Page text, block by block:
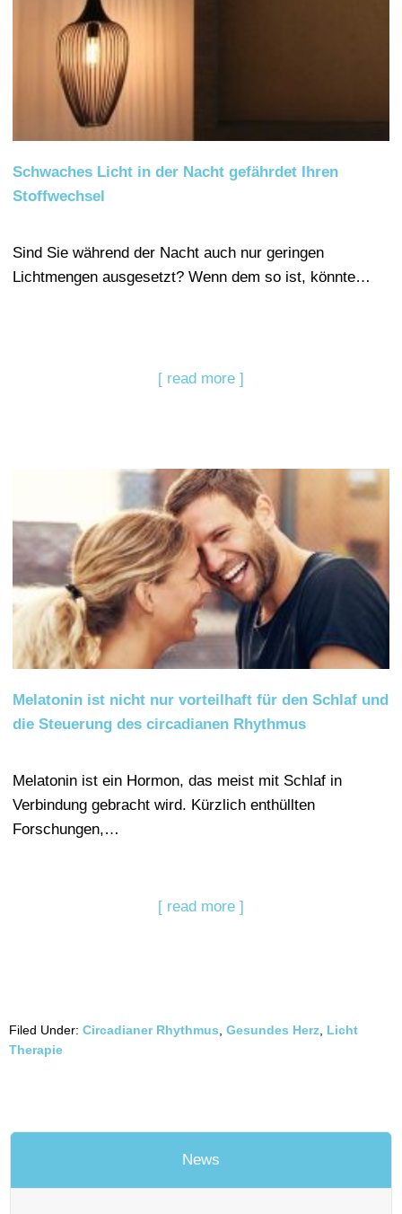
Schwaches Licht in der Nacht gefährdet Ihren
Stoffwechsel
Sind Sie während der Nacht auch nur geringen
Lichtmengen ausgesetzt? Wenn dem so ist, könnte…
[ read more ]
Melatonin ist nicht nur vorteilhaft für den Schlaf und
die Steuerung des circadianen Rhythmus
Melatonin ist ein Hormon, das meist mit Schlaf in
Verbindung gebracht wird. Kürzlich enthüllten
Forschungen,…
[ read more ]
Filed Under: Circadianer Rhythmus Gesundes Herz Licht
Therapie
News